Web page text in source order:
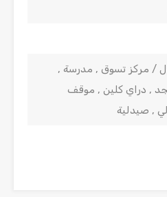
/ مركز تسوق , مدرسة ,
, دراي كلين , موقف
, صيدلية